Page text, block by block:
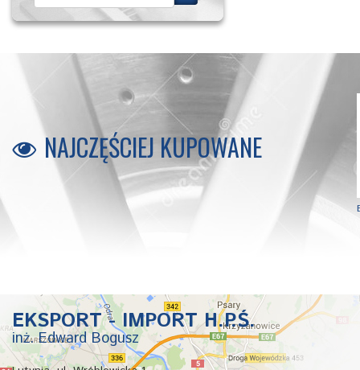
NAJCZĘŚCIEJ KUPOWANE
EKSPORT - IMPORT H.P.Ś.
inż. Edward Bogusz